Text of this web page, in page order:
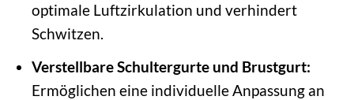
optimale Luftzirkulation und verhindert
Schwitzen.
Verstellbare Schultergurte und Brustgurt:
Ermöglichen eine individuelle Anpassung an